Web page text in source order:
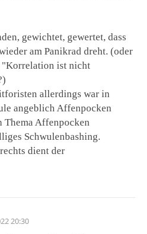
gewichtet, gewertet, dass
am Panikrad dreht. (oder
ist nicht
allerdings war in
angeblich Affenpocken
Thema Affenpocken
Schwulenbashing.
dient der
20:30